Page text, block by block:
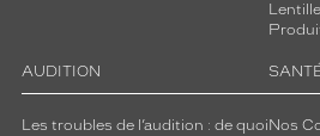
AUDITION
Les troubles de l’audition : de quoi Nos